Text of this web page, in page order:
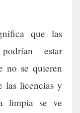
que las
estar
no se quieren
las licencias y
limpia se ve